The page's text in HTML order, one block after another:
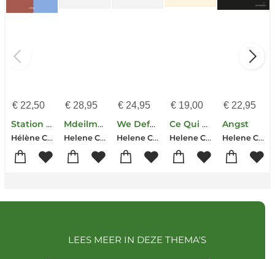
€22,50
Station Osnabrück naar Jeruzalem
Hélène Cixous
€28,95
Mdeilmm
Helene Cixous
€ 24,95
We Defy Augury
Helene Cixous
€ 19,00
Ce Qui N'etait Jamais Arrive
Helene Cixous
€ 22,95
Angst
Helene Cixous
LEES MEER IN DEZE THEMA'S